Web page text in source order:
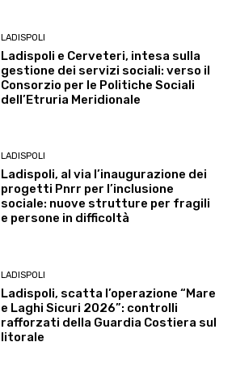
LADISPOLI
Ladispoli e Cerveteri, intesa sulla
gestione dei servizi sociali: verso il
Consorzio per le Politiche Sociali
dell’Etruria Meridionale
LADISPOLI
Ladispoli, al via l’inaugurazione dei
progetti Pnrr per l’inclusione
sociale: nuove strutture per fragili
e persone in difficoltà
LADISPOLI
Ladispoli, scatta l’operazione “Mare
e Laghi Sicuri 2026”: controlli
rafforzati della Guardia Costiera sul
litorale